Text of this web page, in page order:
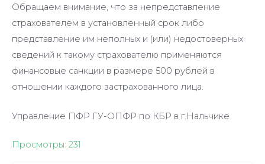
Обращаем внимание, что за непредставление
страхователем в установленный срок либо
представление им неполных и (или) недостоверных
сведений к такому страхователю применяются
финансовые санкции в размере 500 рублей в
отношении каждого застрахованного лица.
Управление ПФР ГУ-ОПФР по КБР в г.Нальчике
Просмотры: 231